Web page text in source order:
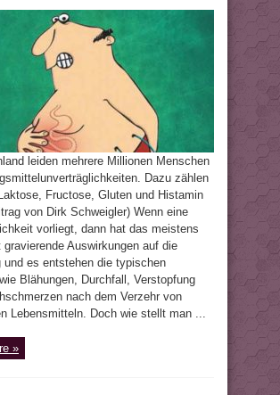
leiden mehrere Millionen Menschen
Dazu zählen
Fructose, Gluten und Histamin
von Dirk Schweigler) Wenn eine
vorliegt, dann hat das meistens
gravierende Auswirkungen auf die
und es entstehen die typischen
Blähungen, Durchfall, Verstopfung
nach dem Verzehr von
Lebensmitteln. Doch wie stellt man ...
»